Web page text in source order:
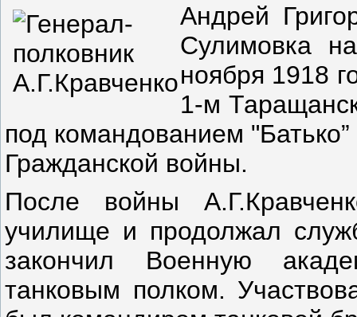
Андрей
Сулимовка
ноября 1918
1-м
под командованием
Гражданской войны.
После войны
училище и продолжал
закончил Военную
танковым полком.